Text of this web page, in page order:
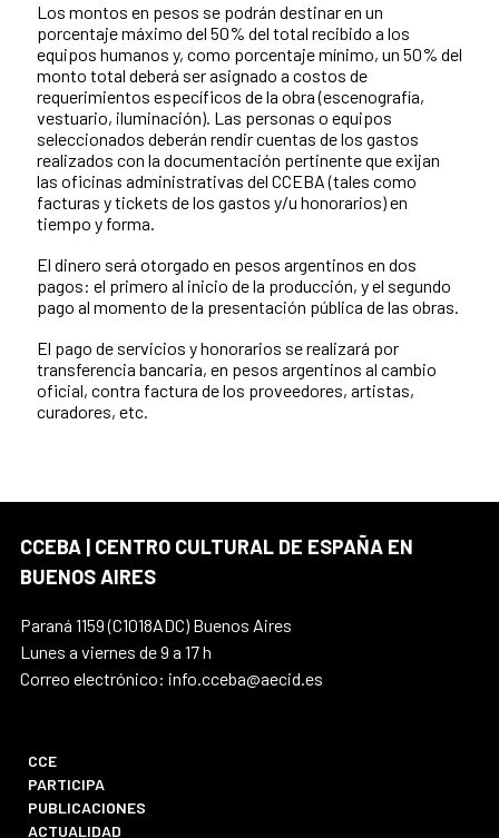
Los montos en pesos se podrán destinar en un
porcentaje máximo del 50% del total recibido a los
equipos humanos y, como porcentaje mínimo, un 50% del
monto total deberá ser asignado a costos de
requerimientos específicos de la obra (escenografía,
vestuario, iluminación). Las personas o equipos
seleccionados deberán rendir cuentas de los gastos
realizados con la documentación pertinente que exijan
las oficinas administrativas del CCEBA (tales como
facturas y tickets de los gastos y/u honorarios) en
tiempo y forma.
El dinero será otorgado en pesos argentinos en dos
pagos: el primero al inicio de la producción, y el segundo
pago al momento de la presentación pública de las obras.
El pago de servicios y honorarios se realizará por
transferencia bancaria, en pesos argentinos al cambio
oficial, contra factura de los proveedores, artistas,
curadores, etc.
CCEBA | CENTRO CULTURAL DE ESPAÑA EN
BUENOS AIRES
Paraná 1159 (C1018ADC) Buenos Aires
Lunes a viernes de 9 a 17 h
Correo electrónico: info.cceba@aecid.es
CCE
PARTICIPA
PUBLICACIONES
ACTUALIDAD